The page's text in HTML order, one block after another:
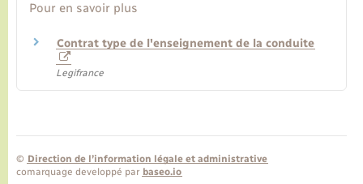
Pour en savoir plus
Contrat type de l'enseignement de la conduite
Legifrance
© Direction de l’information légale et administrative
comarquage developpé par baseo.io